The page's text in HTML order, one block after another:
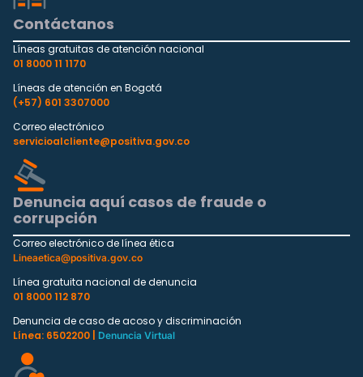
Contáctanos
Líneas gratuitas de atención nacional
01 8000 11 1170
Líneas de atención en Bogotá
(+57) 601 3307000
Correo electrónico
servicioalcliente@positiva.gov.co
Denuncia aquí casos de fraude o
corrupción
Correo electrónico de línea ética
Lineaetica@positiva.gov.co
Línea gratuita nacional de denuncia
01 8000 112 870
Denuncia de caso de acoso y discriminación
Línea: 6502200 |
Denuncia Virtual